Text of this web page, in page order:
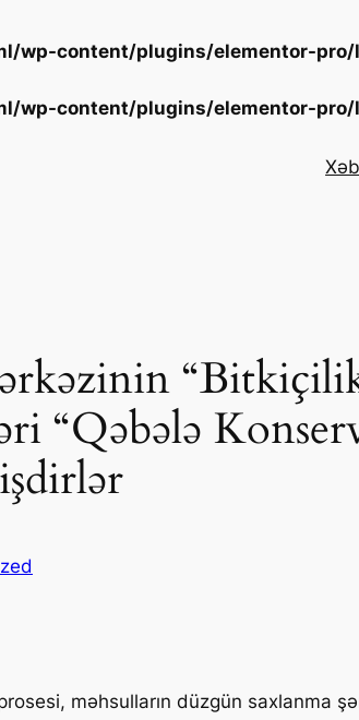
wp-content/plugins/elementor-
wp-content/plugins/elementor-
“Qəbələ
məhsulların düzgün saxlanma